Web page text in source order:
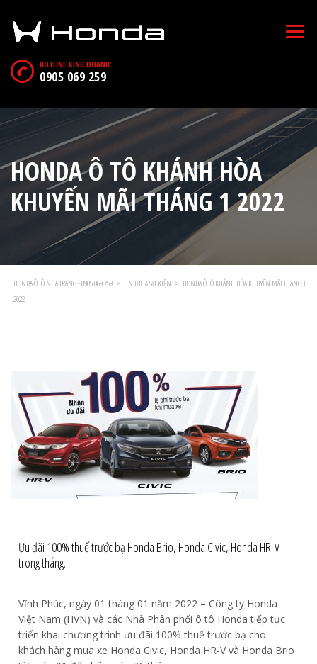
HOTLINE KINH DOANH:
0905 069 259
HONDA Ô TÔ KHÁNH HÒA
KHUYẾN MÃI THÁNG 1 2022
HONDA Ô TÔ NHA TRANG - 0905 069 259 > TIN TỨC & SỰ KIỆN > HONDA Ô TÔ KHÁNH HÒA KHUYẾN MÃI THÁNG 1
2022
Ưu đãi 100% thuế trước bạ Honda Brio, Honda Civic, Honda HR-V
trong tháng...
Vĩnh Phúc, ngày 01 tháng 01 năm 2022 – Công ty Honda
Việt Nam (HVN) và các Nhà Phân phối ô tô Honda tiếp tục
triển khai chương trình ưu đãi 100% thuế trước bạ cho
khách hàng mua xe Honda Civic, Honda HR-V và Honda Brio